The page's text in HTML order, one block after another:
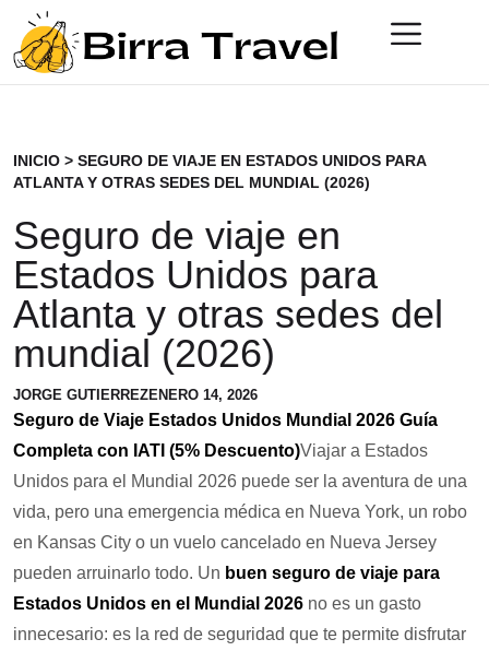
INICIO > SEGURO DE VIAJE EN ESTADOS UNIDOS PARA
ATLANTA Y OTRAS SEDES DEL MUNDIAL (2026)
Seguro de viaje en
Estados Unidos para
Atlanta y otras sedes del
mundial (2026)
JORGE GUTIERREZENERO 14, 2026
Seguro de Viaje Estados Unidos Mundial 2026 Guía
Completa con IATI (5% Descuento)Viajar a Estados
Unidos para el Mundial 2026 puede ser la aventura de una
vida, pero una emergencia médica en Nueva York, un robo
en Kansas City o un vuelo cancelado en Nueva Jersey
pueden arruinarlo todo. Un buen seguro de viaje para
Estados Unidos en el Mundial 2026 no es un gasto
innecesario: es la red de seguridad que te permite disfrutar